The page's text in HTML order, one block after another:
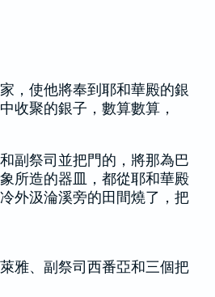
，使他將奉到耶和華殿的銀
收聚的銀子，數算數算，
副祭司並把門的，將那為巴
所造的器皿，都從耶和華殿
外汲淪溪旁的田間燒了，把
雅、副祭司西番亞和三個把